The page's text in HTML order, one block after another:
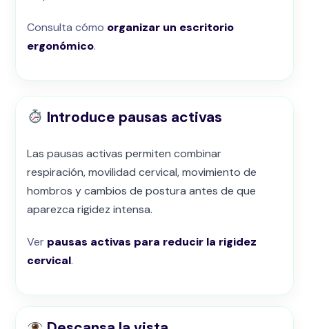
Consulta cómo organizar un escritorio
ergonómico.
Introduce pausas activas
Las pausas activas permiten combinar
respiración, movilidad cervical, movimiento de
hombros y cambios de postura antes de que
aparezca rigidez intensa.
Ver pausas activas para reducir la rigidez
cervical.